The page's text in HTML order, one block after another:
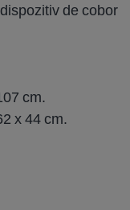
de
cm.
x 44 cm.